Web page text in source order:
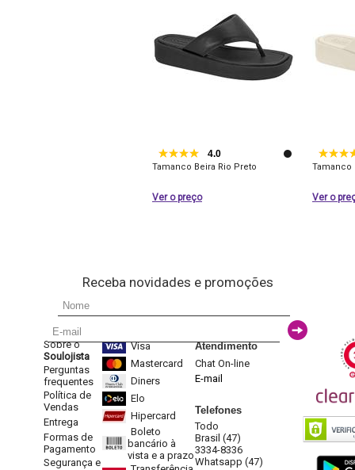
4.0
Tamanco Beira Rio Preto
Ver o preço
Tamanco
Ver o
Receba novidades e promoções
Sobre o
Soulojista
Perguntas
frequentes
Política de
Vendas
Entrega
Formas de
Pagamento
Segurança e
Visa
Mastercard
Diners
Elo
Hipercard
Boleto
bancário à
vista e a prazo
Atendimento
Chat On-line
E-mail
Telefones
Todo
Brasil (47)
3334-8336
Whatsapp (47)